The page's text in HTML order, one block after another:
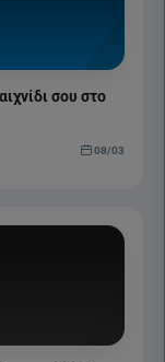
σου στο
08/03